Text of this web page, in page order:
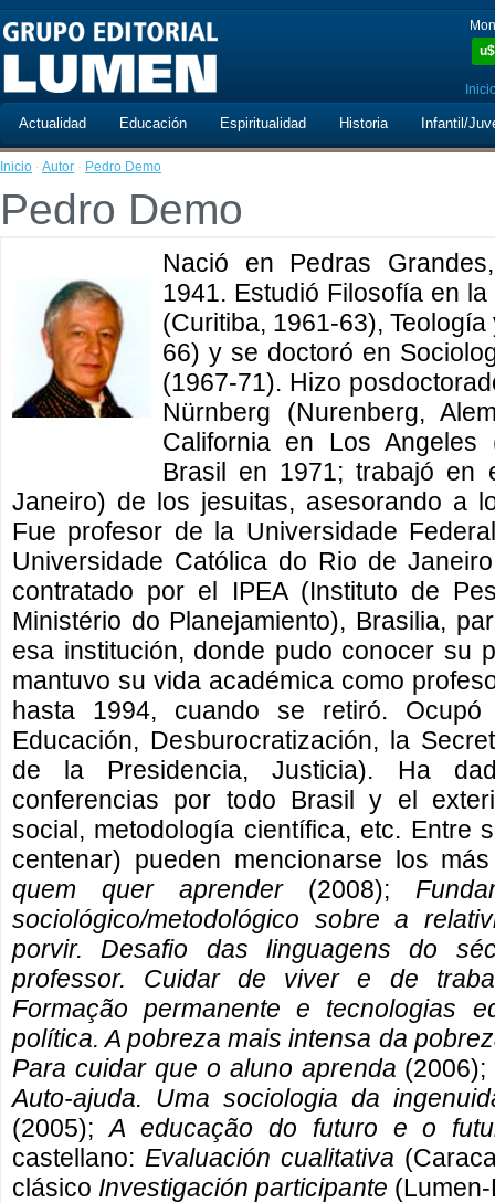
u$
Actualidad Educación Espiritualidad Historia Infantil/
Inicio · Autor · Pedro Demo
Pedro Demo
Nació en Pedras
1941. Estudió Filosofía en
(Curitiba, 1961-63),
66) y se doctoró en
(1967-71). Hizo
Nürnberg (Nurenberg,
California en Los Angeles
Brasil en 1971; trabajó en
Janeiro) de los jesuitas, asesorando a
Fue profesor de la Universidade
Universidade Católica do Rio de
contratado por el IPEA (Instituto de
Ministério do Planejamiento), Brasilia,
esa institución, donde pudo conocer su
mantuvo su vida académica como
hasta 1994, cuando se retiró.
Educación, Desburocratización, la
de la Presidencia, Justicia). Ha
conferencias por todo Brasil y el
social, metodología científica, etc. Entre
centenar) pueden mencionarse los
quem quer aprender(2008);
sociológico/metodológico sobre a
porvir. Desafio das linguagens do
professor. Cuidar de viver e de
Formação permanente e tecnologias
política. A pobreza mais intensa da
Para cuidar que o aluno aprenda (2006);
Auto-ajuda. Uma sociologia da
(2005);A educação do futuro e o
castellano: Evaluación cualitativa
clásico Investigación participante